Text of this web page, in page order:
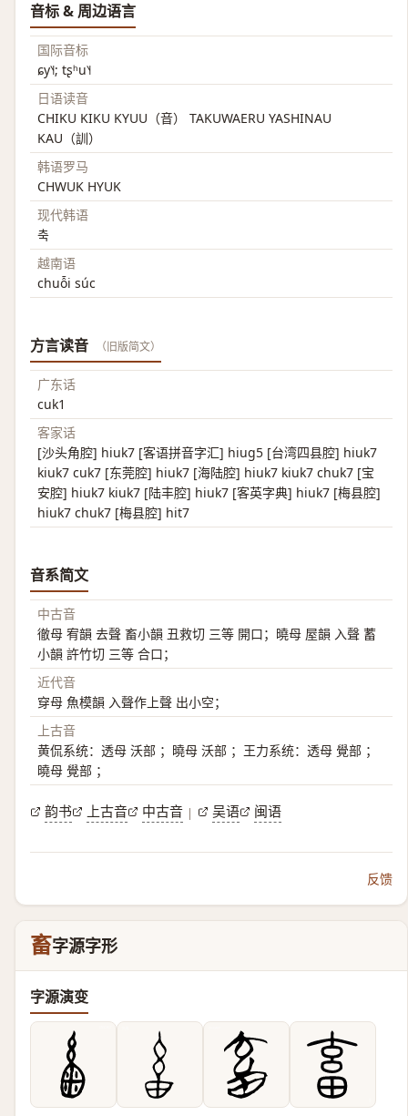
音标 & 周边语言
国际音标
ɕy˥˧; tʂʰu˥˧
日语读音
CHIKU KIKU KYUU（音） TAKUWAERU YASHINAU
KAU（訓）
韩语罗马
CHWUK HYUK
现代韩语
축
越南语
chuỗi súc
方言读音 （旧版简文）
广东话
cuk1
客家话
[沙头角腔] hiuk7 [客语拼音字汇] hiug5 [台湾四县腔] hiuk7
kiuk7 cuk7 [东莞腔] hiuk7 [海陆腔] hiuk7 kiuk7 chuk7 [宝
安腔] hiuk7 kiuk7 [陆丰腔] hiuk7 [客英字典] hiuk7 [梅县腔]
hiuk7 chuk7 [梅县腔] hit7
音系简文
中古音
徹母 宥韻 去聲 畜小韻 丑救切 三等 開口；曉母 屋韻 入聲 蓄
小韻 許竹切 三等 合口；
近代音
穿母 魚模韻 入聲作上聲 出小空；
上古音
黄侃系统：透母 沃部 ；曉母 沃部 ；王力系统：透母 覺部 ；
曉母 覺部 ；
韵书 上古音 中古音 | 吴语 闽语
反馈
畜字源字形
字源演变